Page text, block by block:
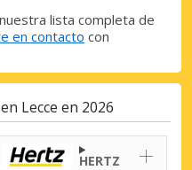
lista completa de
en contacto con
Lecce en 2026
HERTZ